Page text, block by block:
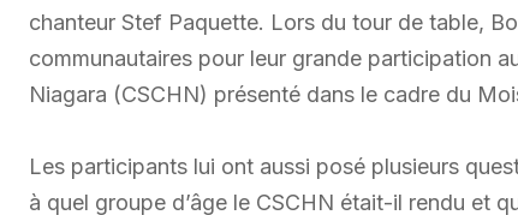
chanteur Stef Paquette. Lors du tour de table,
communautaires pour leur grande participation
Niagara (CSCHN) présenté dans le cadre du
Les participants lui ont aussi posé plusieurs
à quel groupe d’âge le CSCHN était-il rendu et